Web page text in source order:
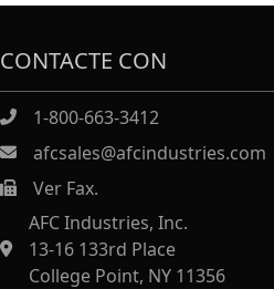
CONTACTE CON
1-800-663-3412
afcsales@afcindustries.com
https://afcindustries.com/
Ver Fax.
AFC Industries, Inc.
13-16 133rd Place
College Point, NY 11356